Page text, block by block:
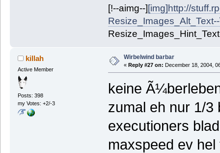
[!--aimg--][img]http://
killah
Active Member
Posts: 398
my Votes: +2/-3
Wirbelwind barbar
« Reply #27 on: December 18, 2004,
keine
zumal eh nur 1/3
executioners
maxspeed ev